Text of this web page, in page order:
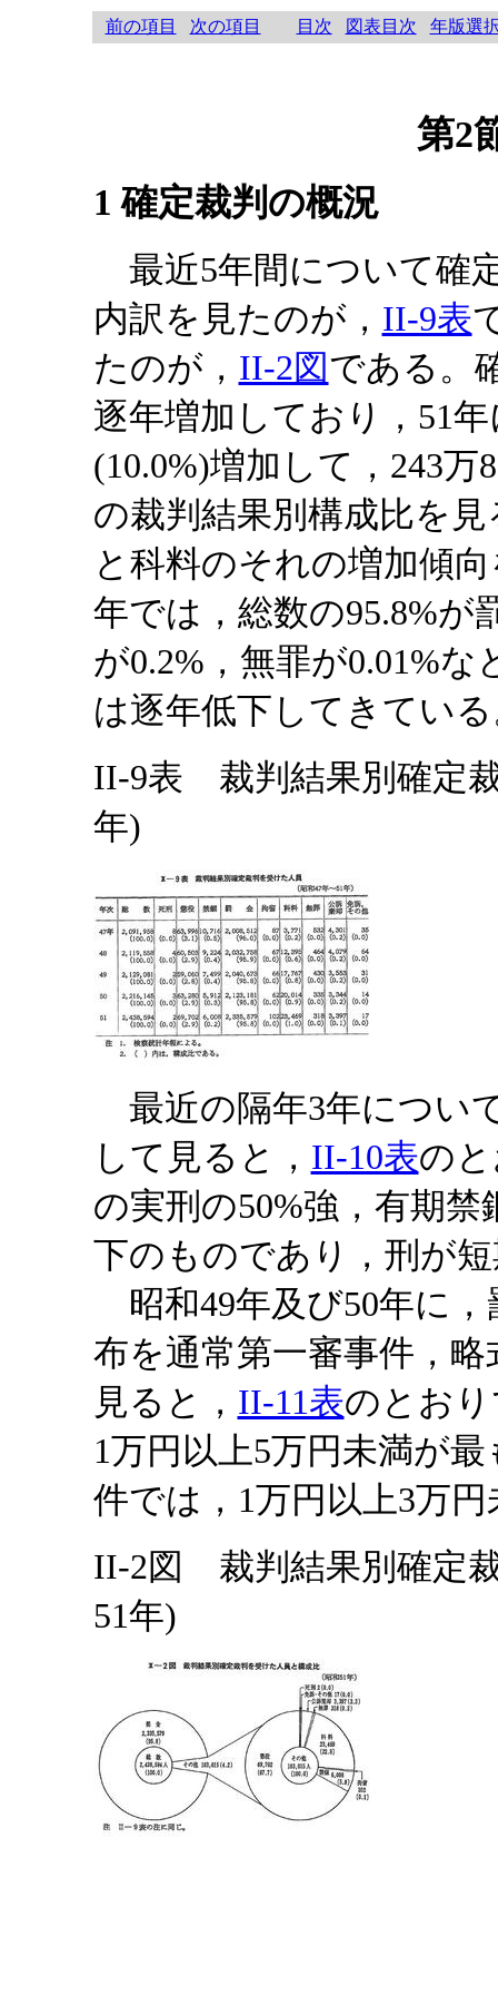
前の項目 次の項目 目次 図表目次 年版選
第
1 確定裁判の概況
最近5年間について確
内訳を見たのが， II-9表
たのが， II-2図である。
逐年増加しており，51
(10.0%)増加して，243
の裁判結果別構成比を
と科料のそれの増加傾
年では，総数の95.8%が
が0.2%，無罪が0.01%
は逐年低下してきてい
II-9表 裁判結果別確定
年)
最近の隔年3年につい
して見ると， II-10表の
の実刑の50%強，有期
下のものであり，刑が
昭和49年及び50年に
布を通常第一審事件，
見ると， II-11表のとお
1万円以上5万円未満が
件では，1万円以上3万
II-2図 裁判結果別確定
51年)